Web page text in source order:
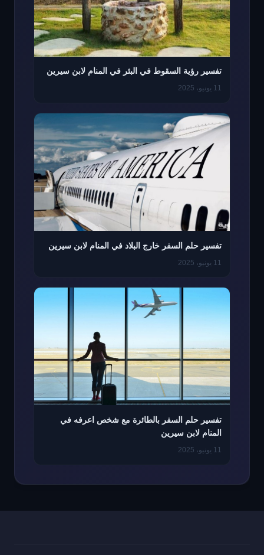
تفسير رؤية السقوط في البئر في المنام لابن سيرين
11 يونيو، 2025
تفسير حلم السفر خارج البلاد في المنام لابن سيرين
11 يونيو، 2025
تفسير حلم السفر بالطائرة مع شخص اعرفه في
المنام لابن سيرين
11 يونيو، 2025